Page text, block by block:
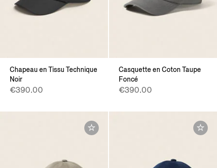
Chapeau en Tissu Technique
Noir
€390.00
Casquette en Coton Taupe
Foncé
€390.00